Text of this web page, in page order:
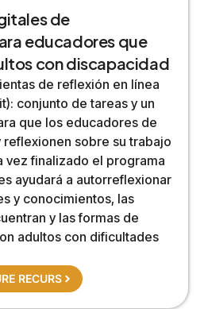
de
educadores que
con discapacidad
de reflexión en línea
conjunto de tareas y un
que los educadores de
reflexionen sobre su trabajo
vez finalizado el programa
ayudará a autorreflexionar
y conocimientos, las
y las formas de
adultos con dificultades
RECURS